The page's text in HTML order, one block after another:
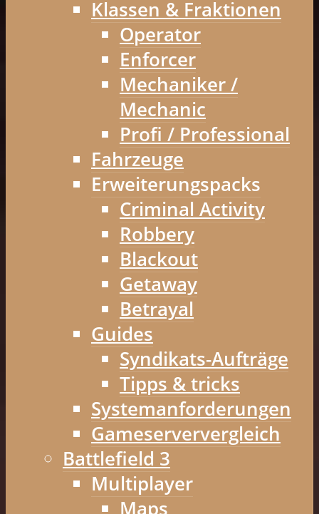
Klassen & Fraktionen
Operator
Enforcer
Mechaniker /
Mechanic
Profi / Professional
Fahrzeuge
Erweiterungspacks
Criminal Activity
Robbery
Blackout
Getaway
Betrayal
Guides
Syndikats-Aufträge
Tipps & tricks
Systemanforderungen
Gameserververgleich
Battlefield 3
Multiplayer
Maps